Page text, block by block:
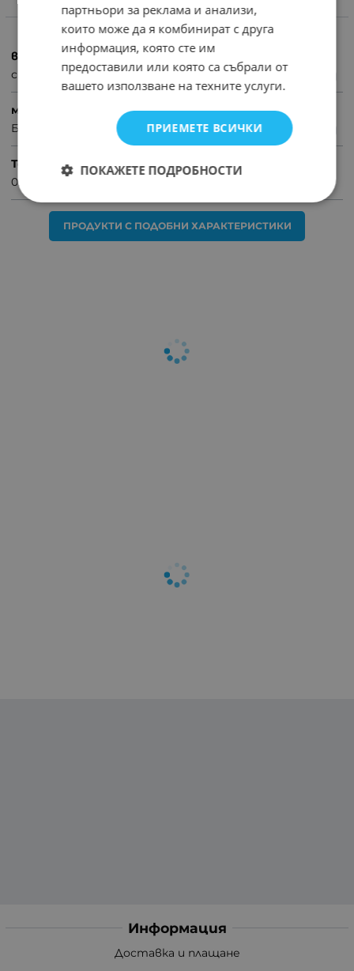
ХАРАКТЕРИСТИКИ
вид
сирена
марка
Без марка
Тегло (кг.)
0.06
ПРОДУКТИ С ПОДОБНИ ХАРАКТЕРИСТИКИ
Информация
Доставка и плащане
партньори за реклама и анализи,
които може да я комбинират с друга
информация, която сте им
предоставили или която са събрали от
вашето използване на техните услуги.
ПРИЕМЕТЕ ВСИЧКИ
ПОКАЖЕТЕ ПОДРОБНОСТИ